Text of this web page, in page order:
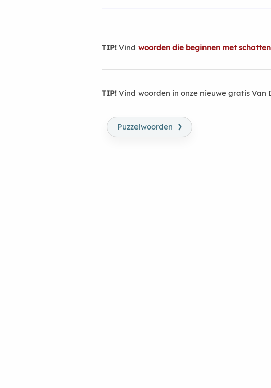
TIP! Vind woorden die beginnen met
TIP! Vind woorden in onze nieuwe gratis Van
Puzzelwoorden ›